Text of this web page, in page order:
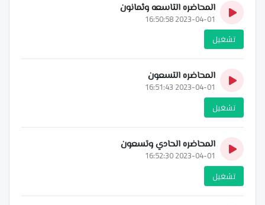
المحاضره التاسعه وثمانون
2023-04-01 16:50:58
تشغيل
المحاضره التسعون
2023-04-01 16:51:43
تشغيل
المحاضره الحادي وتسعون
2023-04-01 16:52:30
تشغيل